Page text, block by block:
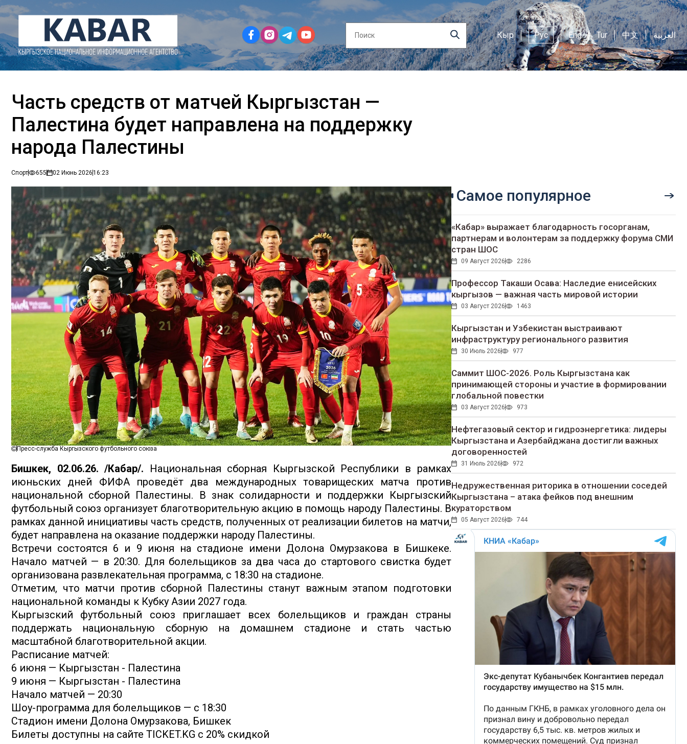
Кыр Рус Eng Tur 中文 العربية
Часть средств от матчей Кыргызстан —
Палестина будет направлена на поддержку
народа Палестины
Спорт 655 02 Июнь 202616:23
Пресс-служба Кыргызского футбольного союза
Бишкек, 02.06.26. /Кабар/. Национальная сборная Кыргызской Республики в рамках
июньских дней ФИФА проведёт два международных товарищеских матча против
национальной сборной Палестины. В знак солидарности и поддержки Кыргызский
футбольный союз организует благотворительную акцию в помощь народу Палестины. В
рамках данной инициативы часть средств, полученных от реализации билетов на матчи,
будет направлена на оказание поддержки народу Палестины.
Встречи состоятся 6 и 9 июня на стадионе имени Долона Омурзакова в Бишкеке.
Начало матчей — в 20:30. Для болельщиков за два часа до стартового свистка будет
организована развлекательная программа, с 18:30 на стадионе.
Отметим, что матчи против сборной Палестины станут важным этапом подготовки
национальной команды к Кубку Азии 2027 года.
Кыргызский футбольный союз приглашает всех болельщиков и граждан страны
поддержать национальную сборную на домашнем стадионе и стать частью
масштабной благотворительной акции.
Расписание матчей:
6 июня — Кыргызстан - Палестина
9 июня — Кыргызстан - Палестина
Начало матчей — 20:30
Шоу-программа для болельщиков — с 18:30
Стадион имени Долона Омурзакова, Бишкек
Билеты доступны на сайте TICKET.KG с 20% скидкой
Самое популярное
«Кабар» выражает благодарность госорганам,
партнерам и волонтерам за поддержку форума СМИ
стран ШОС
09 Август 2026 2286
Профессор Такаши Осава: Наследие енисейских
кыргызов — важная часть мировой истории
03 Август 2026 1463
Кыргызстан и Узбекистан выстраивают
инфраструктуру регионального развития
30 Июль 2026 977
Саммит ШОС-2026. Роль Кыргызстана как
принимающей стороны и участие в формировании
глобальной повестки
03 Август 2026 973
Нефтегазовый сектор и гидроэнергетика: лидеры
Кыргызстана и Азербайджана достигли важных
договоренностей
31 Июль 2026 972
Недружественная риторика в отношении соседей
Кыргызстана – атака фейков под внешним
кураторством
05 Август 2026 744